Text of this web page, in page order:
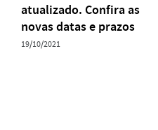
atualizado. Confira as
novas datas e prazos
19/10/2021